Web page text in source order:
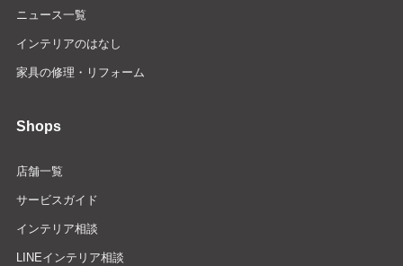
ニュース一覧
インテリアのはなし
家具の修理・リフォーム
Shops
店舗一覧
サービスガイド
インテリア相談
LINEインテリア相談